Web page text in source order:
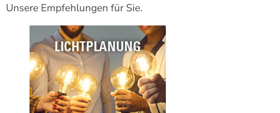
Unsere Empfehlungen für Sie.